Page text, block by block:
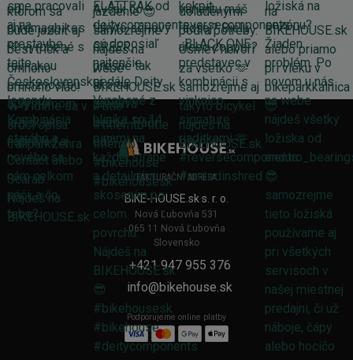
FAKTURAČNÍ ADRESA
BIKE-HOUSE.sk s. r. o.
Nová Ľubovňa 531
065 11 Nová Ľubovňa
Slovensko
+421 947 955 376
info@bikehouse.sk
Podporujeme online platby